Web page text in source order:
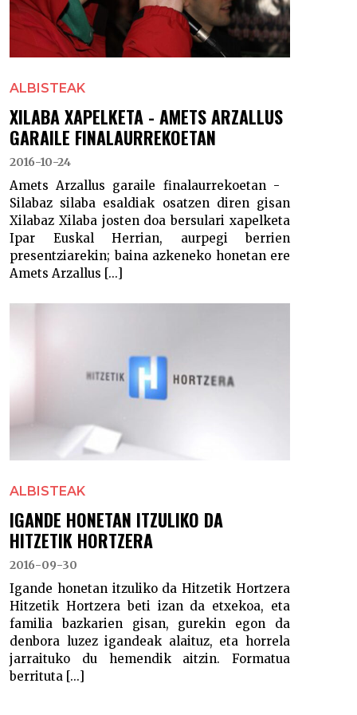
ALBISTEAK
XILABA XAPELKETA - AMETS ARZALLUS
GARAILE FINALAURREKOETAN
2016-10-24
Amets Arzallus garaile finalaurrekoetan -
Silabaz silaba esaldiak osatzen diren gisan
Xilabaz Xilaba josten doa bersulari xapelketa
Ipar Euskal Herrian, aurpegi berrien
presentziarekin; baina azkeneko honetan ere
Amets Arzallus [...]
ALBISTEAK
IGANDE HONETAN ITZULIKO DA
HITZETIK HORTZERA
2016-09-30
Igande honetan itzuliko da Hitzetik Hortzera
Hitzetik Hortzera beti izan da etxekoa, eta
familia bazkarien gisan, gurekin egon da
denbora luzez igandeak alaituz, eta horrela
jarraituko du hemendik aitzin. Formatua
berrituta [...]